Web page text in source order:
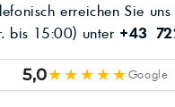
erreichen Sie
bis 15:00) unter +43
5,0★★★★★Google